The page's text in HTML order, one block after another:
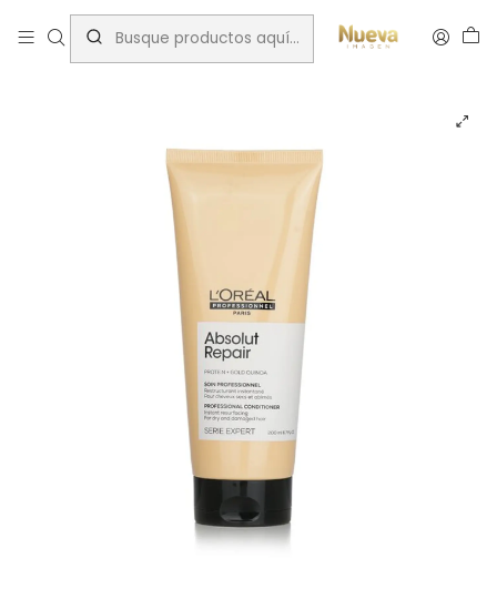
Inicio Tratamientos capilares Marcas L'Oréal Professionel
Loreal expert absolut repair acondicionador 200ml